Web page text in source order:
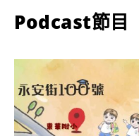
Podcast節目